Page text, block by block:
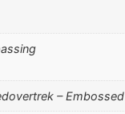
– Embossed